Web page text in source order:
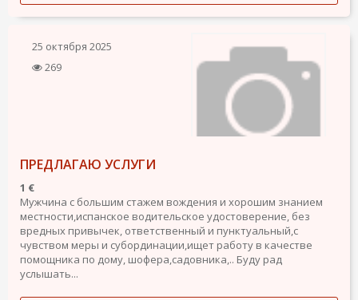
25 октября 2025
269
ПРЕДЛАГАЮ УСЛУГИ
1 €
Мужчина с большим стажем вождения и хорошим знанием
местности,испанское водительское удостоверение, без
вредных привычек, ответственный и пунктуальный,с
чувством меры и субординации,ищет работу в качестве
помощника по дому, шофера,садовника,.. Буду рад
услышать...